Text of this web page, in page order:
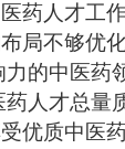
药人才工
局不够优
的中医药
人才总量
优质中医